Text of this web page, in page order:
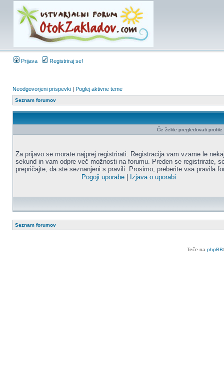
Prijava Registriraj se!
Neodgovorjeni prispevki | Poglej aktivne teme
Seznam forumov
Če želite pregledovati
Za prijavo se morate najprej registrirati. Registracija vam vzame le
sekund in vam odpre več možnosti na forumu. Preden se registrirate,
prepričajte, da ste seznanjeni s pravili. Prosimo, preberite vsa pravila
Pogoji uporabe
Izjava o uporabi
Seznam forumov
Teče na phpBB